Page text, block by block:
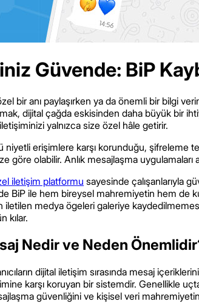
Güvende: BiP
bir anı paylaşırken ya da önemli bir bilgi
dijital çağda eskisinden daha büyük bir
yalnızca size özel hâle getirir.
niyetli erişimlere karşı korunduğu, şifreleme
göre olabilir. Anlık mesajlaşma
iletişim platformu sayesinde çalışanlarıyla
BiP ile hem bireysel mahremiyetin hem
iletilen medya ögeleri galeriye
kılar.
Nedir ve Neden
dijital iletişim sırasında mesaj
karşı koruyan bir sistemdir. Genellikle
güvenliğini ve kişisel veri